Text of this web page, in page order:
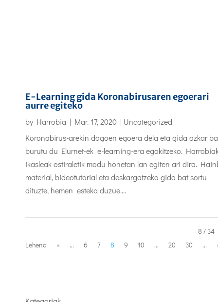
E-Learning gida Koronabirusaren egoerari
aurre egiteko
by Harrobia | Mar. 17, 2020 | Uncategorized
Koronabirus-arekin dagoen egoera dela eta gida azkar
burutu du Elurnet-ek e-learning-era egokitzeko.
ikasleak ostiraletik modu honetan lan egiten ari dira.
material, bideotutorial eta deskargatzeko gida bat sortu
dituzte, hemen esteka duzue....
8 / 34
Lehena
« ... 6 7 8 9 10 ... 20 30 ...